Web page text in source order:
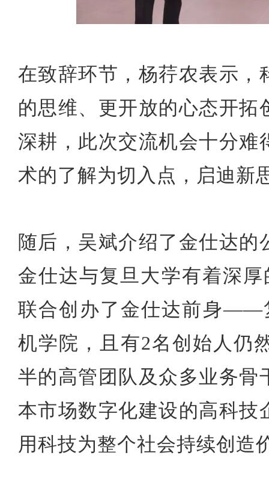
在致辞环节 ，杨荇农表示
的思维、更开放的心态开
深耕，此次交流机会十分难
术的了解为切入点，启迪新
随后， 吴斌介绍了金仕达的
金仕达与复旦大学有着深
联合创办了金仕达前身——
机学院，且有2名创始人仍
半的高管团队及众多业务骨
本市场数字化建设的高科技
用科技为整个社会持续创造